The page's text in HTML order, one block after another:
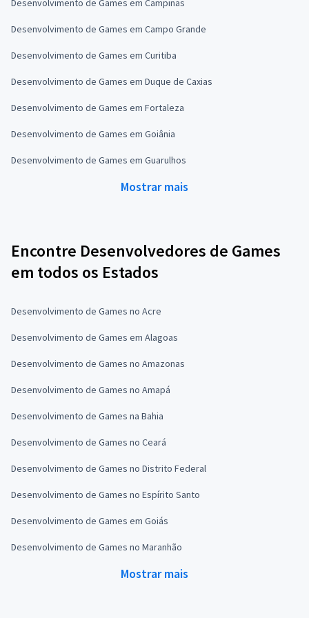
Desenvolvimento de Games em Campinas
Desenvolvimento de Games em Campo Grande
Desenvolvimento de Games em Curitiba
Desenvolvimento de Games em Duque de Caxias
Desenvolvimento de Games em Fortaleza
Desenvolvimento de Games em Goiânia
Desenvolvimento de Games em Guarulhos
Mostrar mais
Encontre Desenvolvedores de Games
em todos os Estados
Desenvolvimento de Games no Acre
Desenvolvimento de Games em Alagoas
Desenvolvimento de Games no Amazonas
Desenvolvimento de Games no Amapá
Desenvolvimento de Games na Bahia
Desenvolvimento de Games no Ceará
Desenvolvimento de Games no Distrito Federal
Desenvolvimento de Games no Espírito Santo
Desenvolvimento de Games em Goiás
Desenvolvimento de Games no Maranhão
Mostrar mais